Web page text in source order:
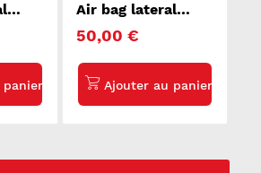
Air bag lateral
207
50,00 €